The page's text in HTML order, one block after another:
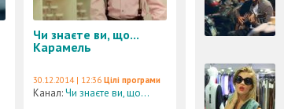
Чи знаєте ви, що...
Карамель
30.12.2014 | 12:36 Цілі програми
Канал:Чи знаєте ви, що...